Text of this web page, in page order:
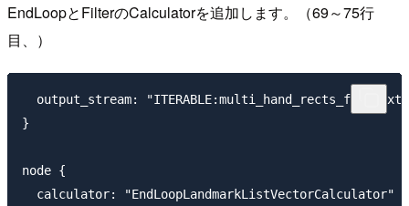
EndLoopとFilterのCalculatorを追加します。（69～75行
目、）
output_stream:
}
node {
  calculator: "EndLoopLandmarkListVectorCalculator"